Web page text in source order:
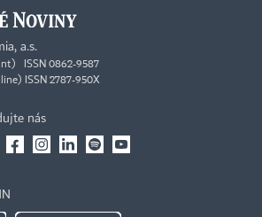
a.s.
ISSN 0862-9587
ISSN 2787-950X
nás